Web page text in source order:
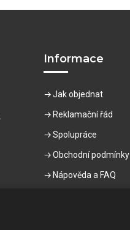
Informace
Jak objednat
Reklamační řád
Spolupráce
Obchodní podmínky
Nápověda a FAQ